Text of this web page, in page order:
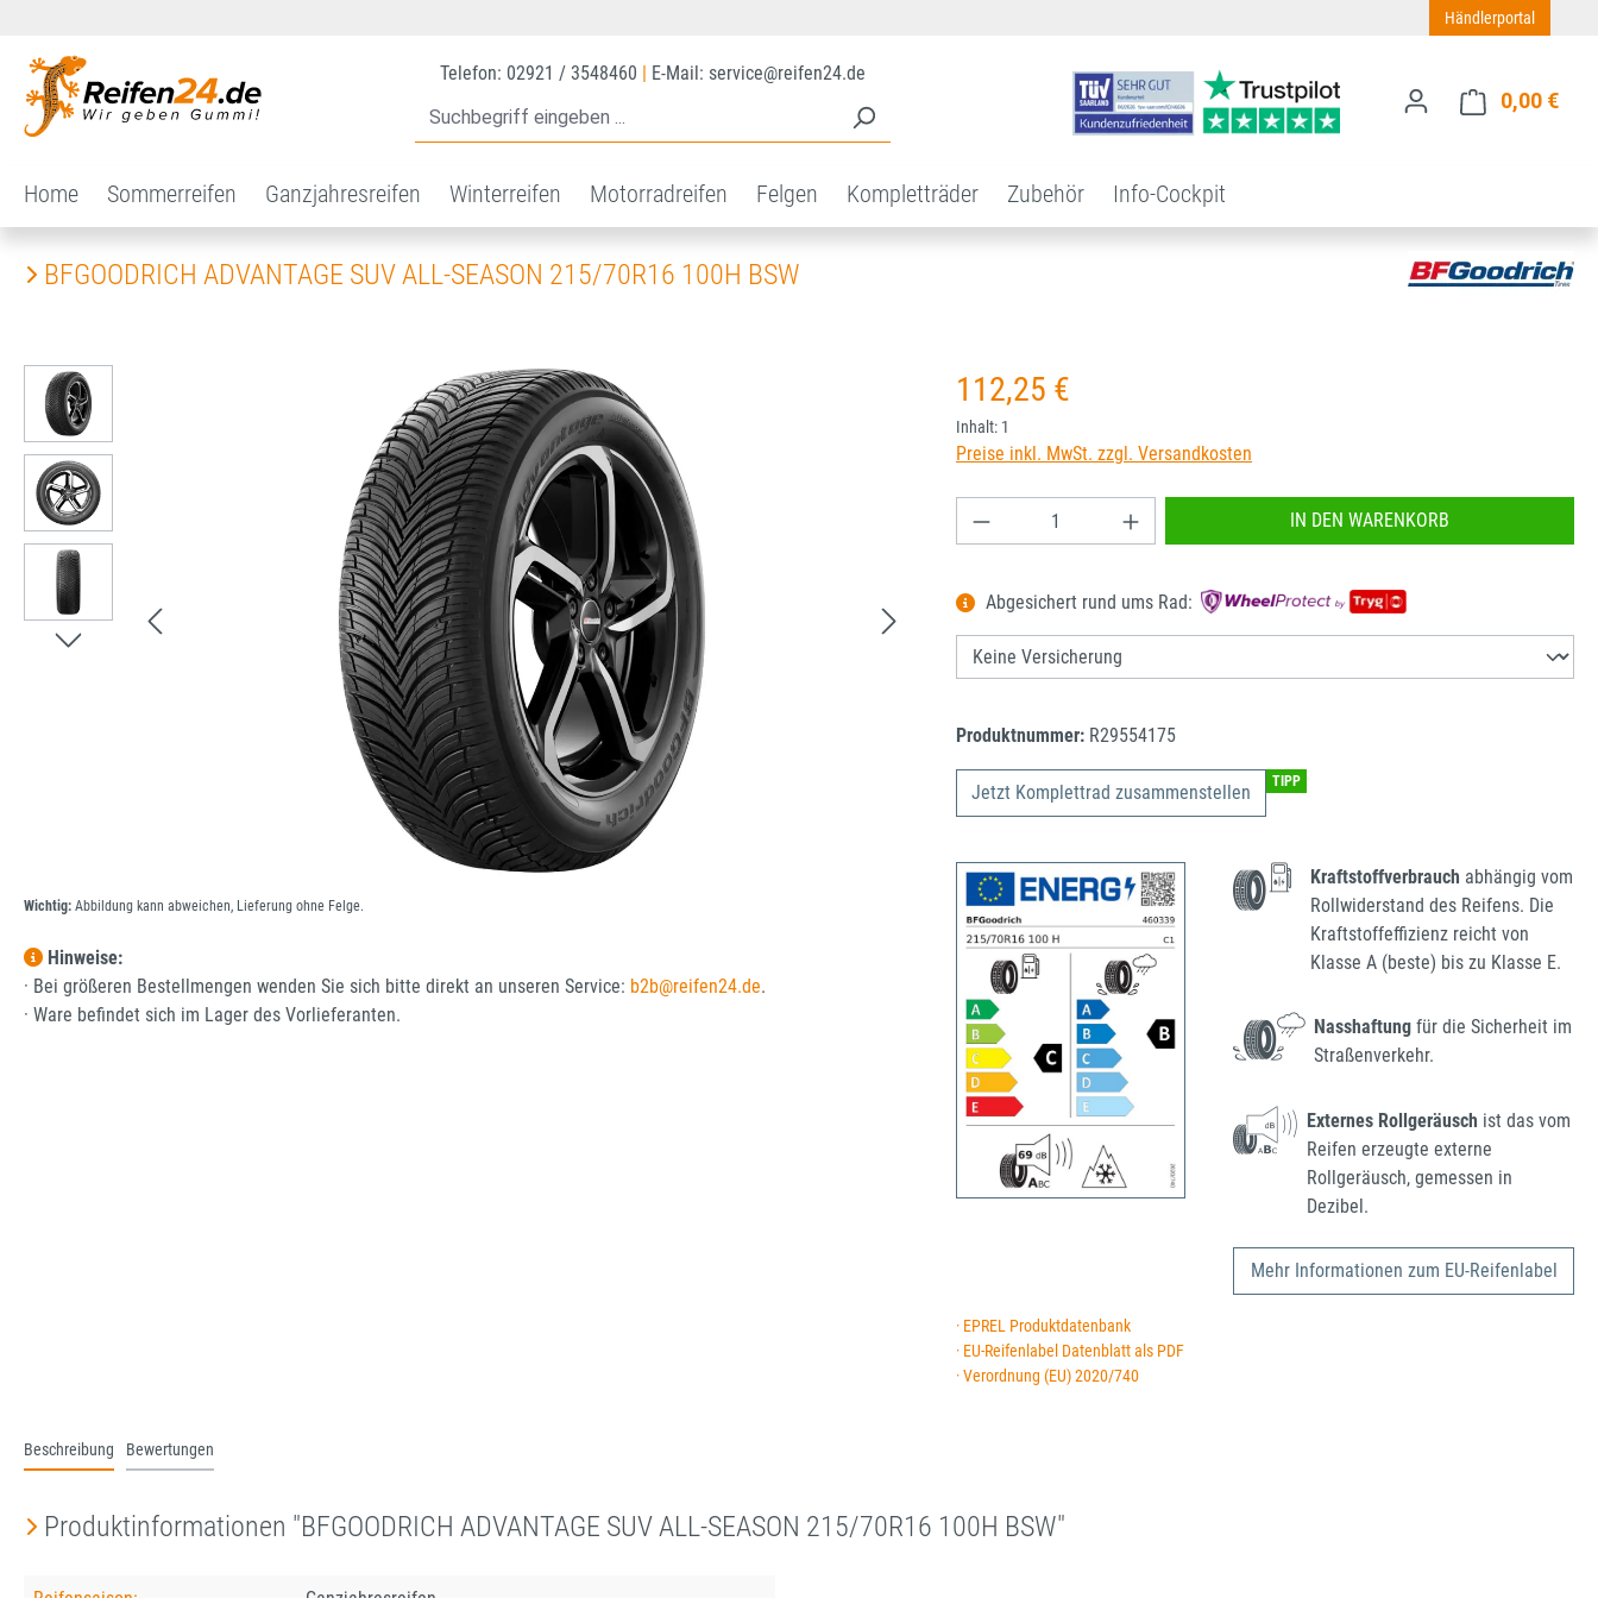
Händlerportal
Telefon: 02921 / 3548460 E-Mail: service@reifen24.de
0,00 €
Home Sommerreifen Ganzjahresreifen Winterreifen Motorradreifen Felgen Kompletträder Zubehör Info-Cockpit
BFGOODRICH ADVANTAGE SUV ALL-SEASON 215/70R16 100H BSW
Bildergalerie überspringen
Wichtig: Abbildung kann abweichen, Lieferung ohne Felge.
Hinweise:
· Bei größeren Bestellmengen wenden Sie sich bitte direkt an unseren Service: b2b@reifen24.de.
· Ware befindet sich im Lager des Vorlieferanten.
Regulärer Preis:
112,25 €
Inhalt: 1
Preise inkl. MwSt. zzgl. Versandkosten
Produkt Anzahl: Gib den gewünschten Wert ein oder
IN DEN WARENKORB
Abgesichert rund ums Rad:
Produktnummer: R29554175
Jetzt Komplettrad zusammenstellen TIPP
Kraftstoffverbrauch abhängig vom
Rollwiderstand des Reifens. Die
Kraftstoffeffizienz reicht von
Klasse A (beste) bis zu Klasse E.
Nasshaftung für die Sicherheit im
Straßenverkehr.
Externes Rollgeräusch ist das vom
Reifen erzeugte externe
Rollgeräusch, gemessen in
Dezibel.
Mehr Informationen zum EU-Reifenlabel
· EPREL Produktdatenbank
· EU-Reifenlabel Datenblatt als PDF
· Verordnung (EU) 2020/740
Beschreibung Bewertungen
Produktinformationen "BFGOODRICH ADVANTAGE SUV ALL-SEASON 215/70R16 100H BSW"